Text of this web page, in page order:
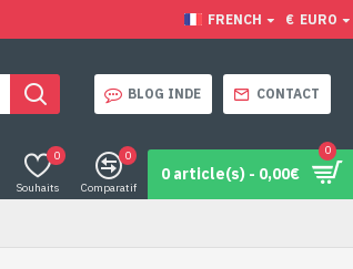
FRENCH € EURO
BLOG INDE CONTACT
Souhaits
0
Comparatif
0
0 article(s) - 0,00€
0